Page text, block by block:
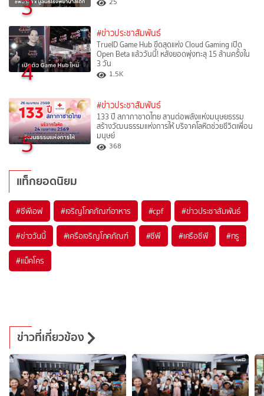
4
#ข่าวประชาสัมพันธ์
TrueID Game Hub ขีดสุดแห่ง Cloud Gaming เปิด
Open Beta แล้ววันนี้! หลังยอดพุ่งทะลุ 15 ล้านครั้งใน
3 วัน
1.5K
5
#ข่าวประชาสัมพันธ์
133 ปี สภากาชาดไทย สานต่อพลังแห่งมนุษยธรรม
สร้างวัฒนธรรมแห่งการให้ บริจาคโลหิตช่วยชีวิตเพื่อน
มนุษย์
368
แท็กยอดนิยม
#ซีพีเอฟ #เจริญโภคภัณฑ์อาหาร #cpf #ข่าวประชาสัมพันธ์
#ข่าววันนี้ #เครือเจริญโภคภัณฑ์ #ซีพี #เครือซีพี #ทรู
#แม็คโคร
ข่าวที่เกี่ยวข้อง